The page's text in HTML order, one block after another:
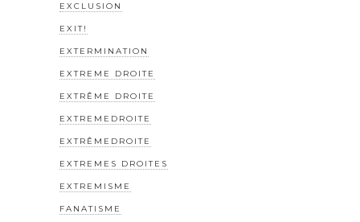
EXCLUSION
EXIT!
EXTERMINATION
EXTREME DROITE
EXTRÊME DROITE
EXTREMEDROITE
EXTRÊMEDROITE
EXTREMES DROITES
EXTREMISME
FANATISME